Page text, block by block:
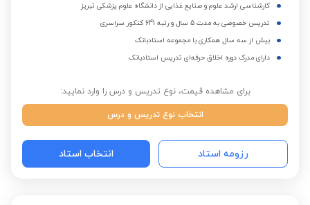
کارشناسی ارشد علوم و صنایع غذایی از دانشگاه علوم پزشکی تبریز
تدریس خصوصی به مدت 5 سال و رتبه 641 کنکور سراسری
بیش از سه سال همکاری با مجموعه استادبانک
دارای مدرک دوره اخلاق حرفه‌ای تدریس استادبانک
برای مشاهده قیمت، نوع تدریس و درس را وارد نمایید:
انتخاب نوع تدریس و درس
رزومه استاد انتخاب استاد